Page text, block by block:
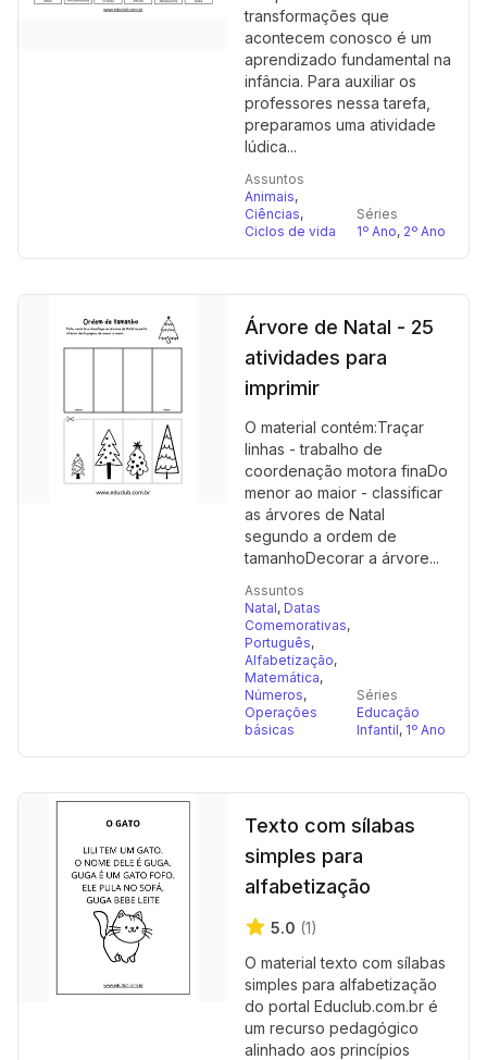
transformações que
acontecem conosco é um
aprendizado fundamental na
infância. Para auxiliar os
professores nessa tarefa,
preparamos uma atividade
lúdica...
Assuntos
Animais,
Ciências,
Ciclos de vida
Séries
1º Ano, 2º Ano
Árvore de Natal - 25
atividades para
imprimir
O material contém:Traçar
linhas - trabalho de
coordenação motora finaDo
menor ao maior - classificar
as árvores de Natal
segundo a ordem de
tamanhoDecorar a árvore...
Assuntos
Natal, Datas
Comemorativas,
Português,
Alfabetização,
Matemática,
Números,
Operações
básicas
Séries
Educação
Infantil, 1º Ano
Texto com sílabas
simples para
alfabetização
5.0 (1)
O material texto com sílabas
simples para alfabetização
do portal Educlub.com.br é
um recurso pedagógico
alinhado aos princípios